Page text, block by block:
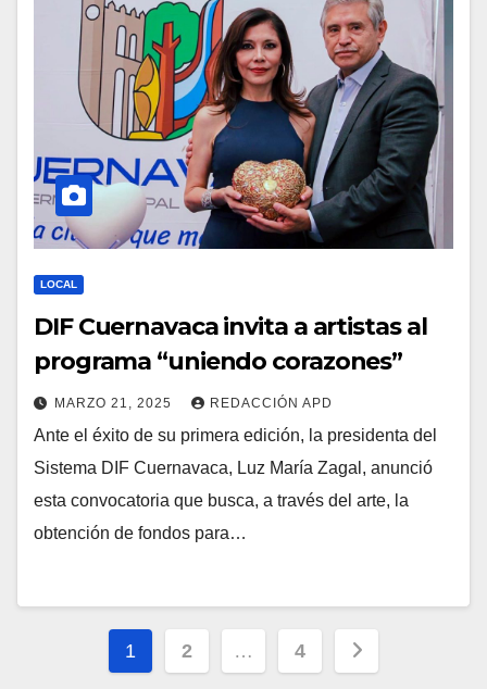
LOCAL
DIF Cuernavaca invita a artistas al
programa “uniendo corazones”
MARZO 21, 2025 REDACCIÓN APD
Ante el éxito de su primera edición, la presidenta del
Sistema DIF Cuernavaca, Luz María Zagal, anunció
esta convocatoria que busca, a través del arte, la
obtención de fondos para…
Paginación
1 2 … 4